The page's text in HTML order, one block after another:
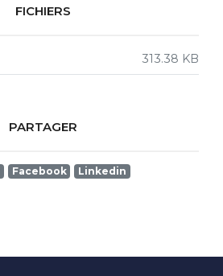
FICHIERS
313.38 KB
PARTAGER
Facebook Linkedin